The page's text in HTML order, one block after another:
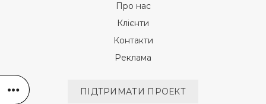
Про нас
Клієнти
Контакти
Реклама
ПІДТРИМАТИ ПРОЕКТ